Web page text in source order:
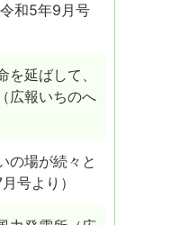
和5年9月号
延ばして、
広報いちのへ
の場が続々と
号より）